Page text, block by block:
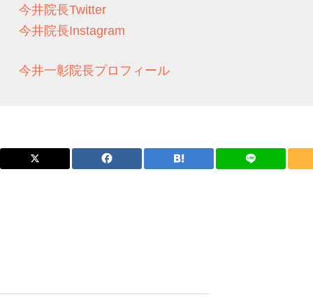
今井院長Twitter
今井院長Instagram
今井一彰院長プロフィール